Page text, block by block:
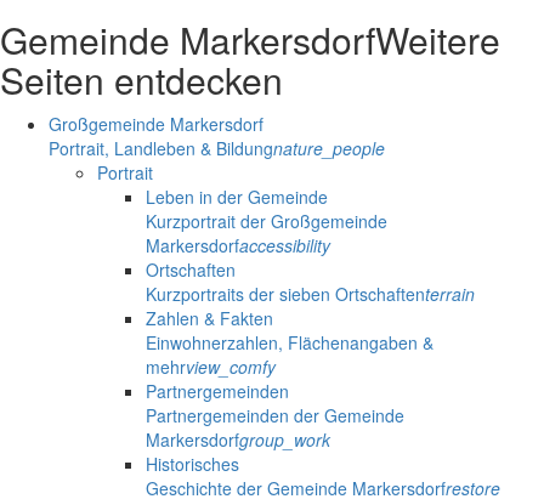
Gemeinde MarkersdorfWeitere
Seiten entdecken
Großgemeinde Markersdorf
Portrait, Landleben & Bildungnature_people
Portrait
Leben in der Gemeinde
Kurzportrait der Großgemeinde
Markersdorfaccessibility
Ortschaften
Kurzportraits der sieben Ortschaftenterrain
Zahlen & Fakten
Einwohnerzahlen, Flächenangaben &
mehrview_comfy
Partnergemeinden
Partnergemeinden der Gemeinde
Markersdorfgroup_work
Historisches
Geschichte der Gemeinde Markersdorfrestore